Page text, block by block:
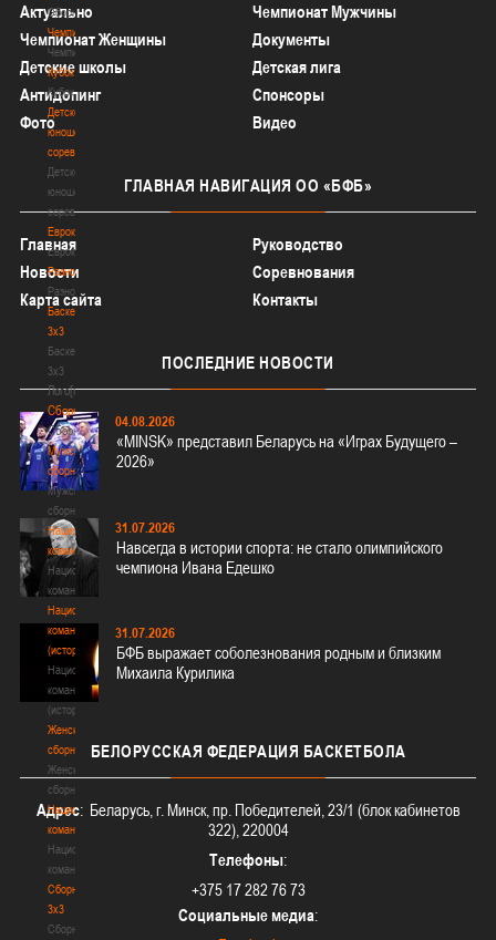
Сборные
Чемпионат
Чемпионат
Кубок
Кубок
Детско-
юношеские
соревнования
Детско-
юношеские
соревнования
Еврокубки
Еврокубки
Разное
Разное
Баскетбол
3х3
Баскетбол
3х3
Лого[modid=121]
Сборные
Сборные
Мужские
сборные
Мужские
сборные
Национальная
команда
Национальная
команда
Национальная
команда
(история)
Национальная
команда
(история)
Женские
сборные
Женские
сборные
Национальная
команда
Национальная
команда
Сборные
3х3
Сборные
Актуально
Чемпионат Мужчины
Чемпионат Женщины
Документы
Детские школы
Детская лига
Антидопинг
Спонсоры
Фото
Видео
ГЛАВНАЯ НАВИГАЦИЯ ОО «БФБ»
Главная
Руководство
Новости
Соревнования
Карта сайта
Контакты
ПОСЛЕДНИЕ НОВОСТИ
04.08.2026
«MINSK» представил Беларусь на «Играх Будущего –
2026»
31.07.2026
Навсегда в истории спорта: не стало олимпийского
чемпиона Ивана Едешко
31.07.2026
БФБ выражает соболезнования родным и близким
Михаила Курилика
БЕЛОРУССКАЯ ФЕДЕРАЦИЯ БАСКЕТБОЛА
Адрес: Беларусь, г. Минск, пр. Победителей, 23/1 (блок кабинетов
322), 220004
Телефоны:
+375 17 282 76 73
Социальные медиа: